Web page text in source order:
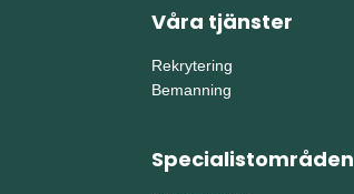
Våra tjänster
Rekrytering
Bemanning
Specialistområden